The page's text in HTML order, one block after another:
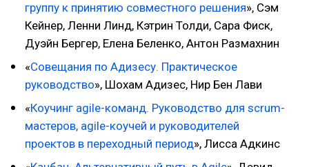
группу к принятию совместного решения», Сэм
Кейнер, Ленни Линд, Кэтрин Толди, Сара Фиск,
Дуэйн Бергер, Елена Беленко, Антон Размахнин
«Совещания по Адизесу. Практическое
руководство», Шохам Адизес, Нир Бен Лави
«Коучинг agile-команд. Руководство для scrum-
мастеров, agile-коучей и руководителей
проектов в переходный период», Лисса Адкинс